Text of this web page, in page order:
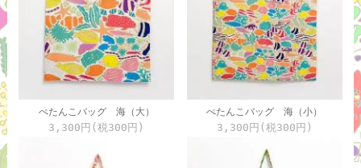
ぺたんこバッグ 海（大）
3,300円(税300円)
ぺたんこバッグ 海（小）
3,300円(税300円)